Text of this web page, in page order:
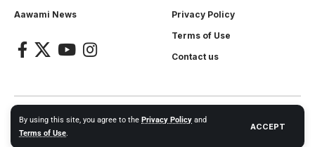
By using this site, you agree to the Privacy Policy and
Terms of Use.
ACCEPT
Aawami News
Privacy Policy
Terms of Use
Contact us
2024- All Rights Reserved.Live 7 tv. Website Created by and